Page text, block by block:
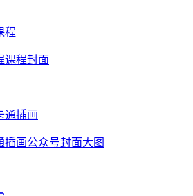
课程封面
插画公众号封面大图